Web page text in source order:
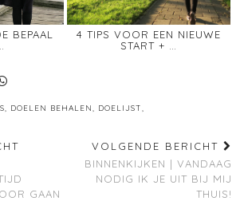
BEPAAL
4 TIPS VOOR EEN NIEUWE
START + …
, DOELEN BEHALEN, DOELIJST,
GAAN
VOLGENDE BERICHT
BINNENKIJKEN | VANDAAG
NODIG IK JE UIT BIJ MIJ
THUIS!